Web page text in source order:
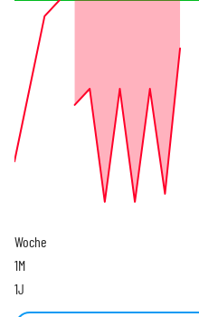
Woche
1M
1J